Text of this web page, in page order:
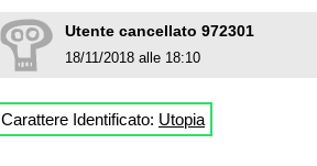
Utente cancellato 972301
18/11/2018 alle 18:10
Carattere Identificato: Utopia